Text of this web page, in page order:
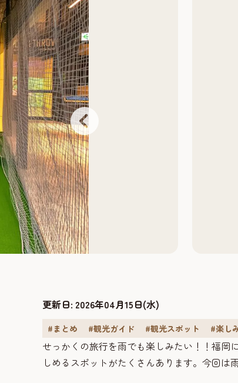
更新日: 2026年04月15日(水)
#まとめ #観光ガイド #観光スポット #楽し
せっかくの旅行を雨でも楽しみたい！！福岡
しめるスポットがたくさんあります。今回は